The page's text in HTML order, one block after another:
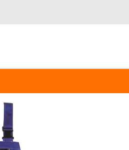
TITAN AMERIKAANSE